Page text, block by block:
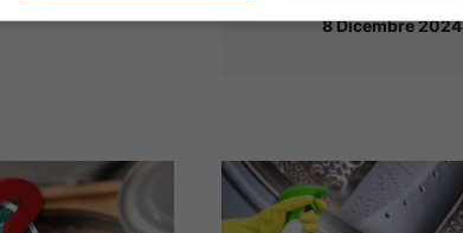
8 Dicembre 2024